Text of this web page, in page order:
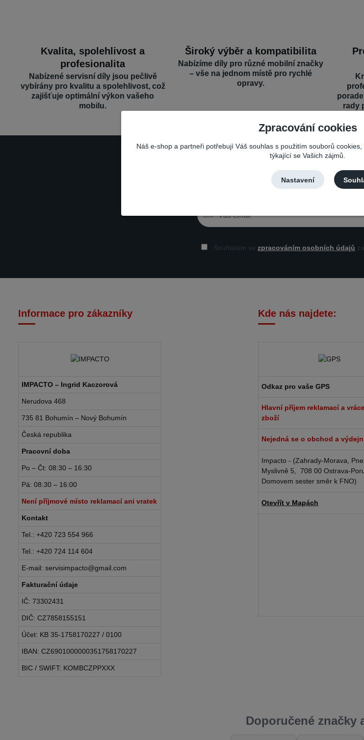
Kvalita, spolehlivost a
profesionalita
Nabízené servisní díly jsou pečlivě
vybírány pro kvalitu a spolehlivost, což
zajišťuje optimální výkon vašeho
mobilu.
Široký výběr a kompatibilita
Nabízíme díly pro různé mobilní značky
– vše na jednom místě pro rychlé
opravy.
rady
Nepropásněte novinky,
Můžete se kdykoli odhlásit. Zasíláme
Souhlasím se zpracováním osobních údajů
Informace pro zákazníky
IMPACTO – Ingrid Kaczorová
Nerudova 468
735 81 Bohumín – Nový Bohumín
Česká republika
Pracovní doba
Po – Čt: 08:30 – 16:30
Pá: 08:30 – 16:00
Není příjmové místo reklamací ani vratek
Kontakt
Tel.: +420 723 554 966
Tel.: +420 724 114 604
E-mail: servisimpacto@gmail.com
Fakturační údaje
IČ: 73302431
DIČ: CZ7858155151
Účet: KB 35-1758170227 / 0100
IBAN: CZ6901000000351758170227
BIC / SWIFT: KOMBCZPPXXX
Kde nás najdete:
Odkaz pro vaše GPS
Hlavní příjem reklamací a
zboží
Nejedná se o obchod a
Impacto - (Zahrady-Morava,
Myslivně 5, 708 00 Ostrava-
Domovem sester směr k FNO)
Otevřít v Mapách
Doporučené značky
Zpracování cookies
Náš e-shop a partneři potřebují Váš souhlas s použitím souborů
týkající se Vašich zájmů.
Nastavení